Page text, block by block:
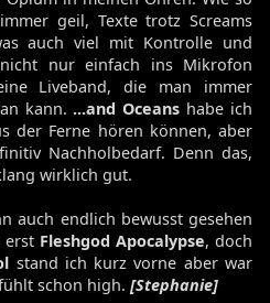
geil, Texte trotz Screams
auch viel mit Kontrolle und
nur einfach ins Mikrofon
Liveband, die man immer
kann. ...and Oceans habe ich
der Ferne hören können, aber
Nachholbedarf. Denn das,
wirklich gut.
auch endlich bewusst gesehen
erst Fleshgod Apocalypse, doch
stand ich kurz vorne aber war
schon high. [Stephanie]